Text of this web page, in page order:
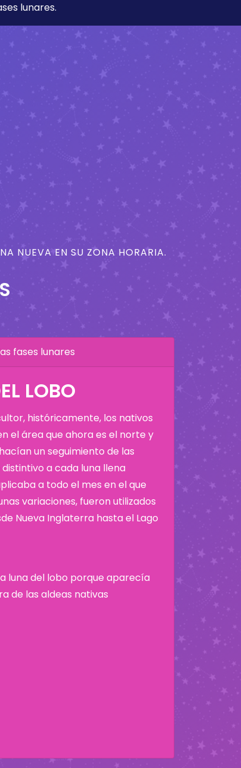
lunares.
NUEVA EN SU ZONA HORARIA.
fases lunares
LOBO
históricamente, los nativos
el área que ahora es el norte y
un seguimiento de las
a cada luna llena
a todo el mes en el que
variaciones, fueron utilizados
Nueva Inglaterra hasta el Lago
luna del lobo porque aparecía
de las aldeas nativas